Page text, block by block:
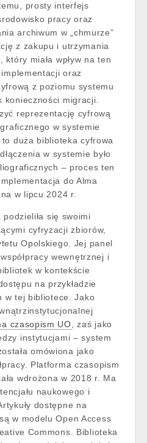
prosty interfejs
pracy oraz
archiwum w
chmurze”
z zakupu i utrzymania
miała wpływ na ten
oraz
z poziomu systemu
konieczności migracji.
reprezentację cyfrową
w systemie
duża biblioteka cyfrowa
w systemie było
– proces ten
do Alma
w lipcu 2024 r.
się swoimi
cyfryzacji zbiorów,
Opolskiego. Jej panel
wewnętrznej i
w kontekście
na przykładzie
w tej bibliotece. Jako
czasopism UO , zaś jako
instytucjami – system
omówiona jako
Platforma czasopism
wdrożona w 2018 r. Ma
naukowego i
dostępne na
w modelu Open Access
Commons. Biblioteka